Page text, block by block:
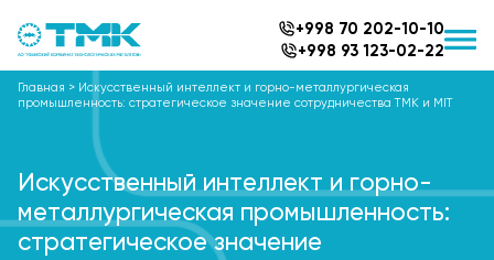
+998 70 202-10-10
+998 93 123-02-22
Главная > Искусственный интеллект и горно-металлургическая
промышленность: стратегическое значение сотрудничества TMK и MIT
Искусственный интеллект и горно-
металлургическая промышленность:
стратегическое значение